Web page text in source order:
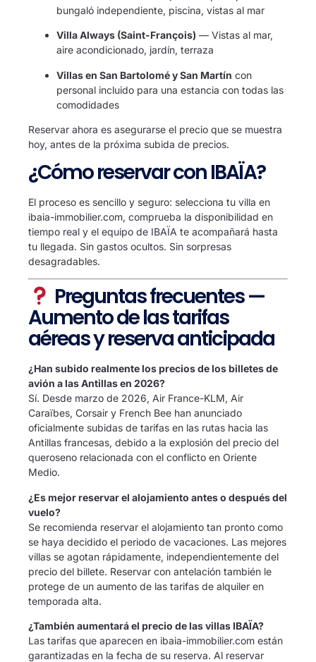
bungaló independiente, piscina, vistas al mar
Villa Always (Saint-François) — Vistas al mar,
aire acondicionado, jardín, terraza
Villas en San Bartolomé y San Martín con
personal incluido para una estancia con todas las
comodidades
Reservar ahora es asegurarse el precio que se muestra
hoy, antes de la próxima subida de precios.
¿Cómo reservar con IBAÏA?
El proceso es sencillo y seguro: selecciona tu villa en
ibaia-immobilier.com, comprueba la disponibilidad en
tiempo real y el equipo de IBAÏA te acompañará hasta
tu llegada. Sin gastos ocultos. Sin sorpresas
desagradables.
Preguntas frecuentes —
Aumento de las tarifas
aéreas y reserva anticipada
¿Han subido realmente los precios de los billetes de
avión a las Antillas en 2026?
Sí. Desde marzo de 2026, Air France-KLM, Air
Caraïbes, Corsair y French Bee han anunciado
oficialmente subidas de tarifas en las rutas hacia las
Antillas francesas, debido a la explosión del precio del
queroseno relacionada con el conflicto en Oriente
Medio.
¿Es mejor reservar el alojamiento antes o después del
vuelo?
Se recomienda reservar el alojamiento tan pronto como
se haya decidido el periodo de vacaciones. Las mejores
villas se agotan rápidamente, independientemente del
precio del billete. Reservar con antelación también le
protege de un aumento de las tarifas de alquiler en
temporada alta.
¿También aumentará el precio de las villas IBAÏA?
Las tarifas que aparecen en ibaia-immobilier.com están
garantizadas en la fecha de su reserva. Al reservar